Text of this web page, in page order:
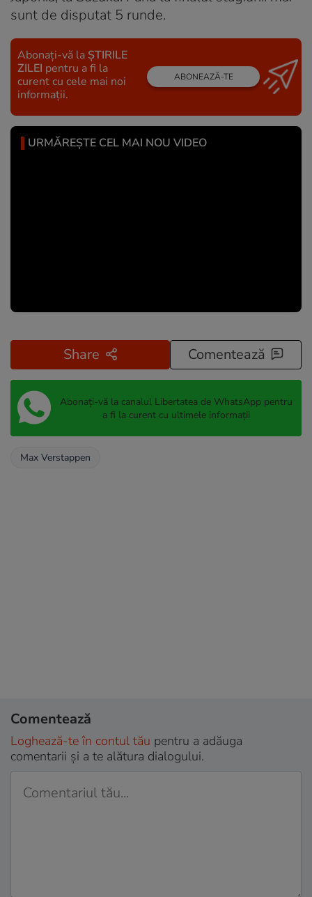
sunt de disputat 5 runde.
Abonați-vă la ȘTIRILE
ZILEI pentru a fi la
curent cu cele mai noi
informații.
ABONEAZĂ-TE
URMĂREȘTE CEL MAI NOU VIDEO
Share Comentează
Abonați-vă la canalul Libertatea de WhatsApp pentru
a fi la curent cu ultimele informații
Max Verstappen
Comentează
Loghează-te în contul tău pentru a adăuga
comentarii și a te alătura dialogului.